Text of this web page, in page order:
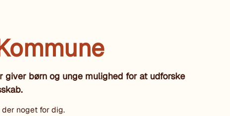
børn og unge mulighed for at udforske
noget for dig.